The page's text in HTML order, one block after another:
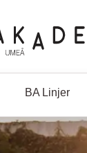
BA Linjer